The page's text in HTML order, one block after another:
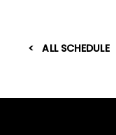
ALL SCHEDULE